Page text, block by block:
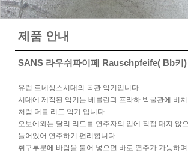
제품 안내
SANS 라우쉬파이페 Rauschpfeife( Bb키)
유럽 르네상스시대의 목관 악기입니다.
시대에 제작된 악기는 베를린과 프라하 박물관에 비
처럼 더블 리드 악기 입니다.
오보에와는 달리 리드를 연주자의 입에 직접 대지 않
들어있어 연주하기 편리합니다.
취구부분에 바람을 불어 넣으면 바로 연주가 가능하